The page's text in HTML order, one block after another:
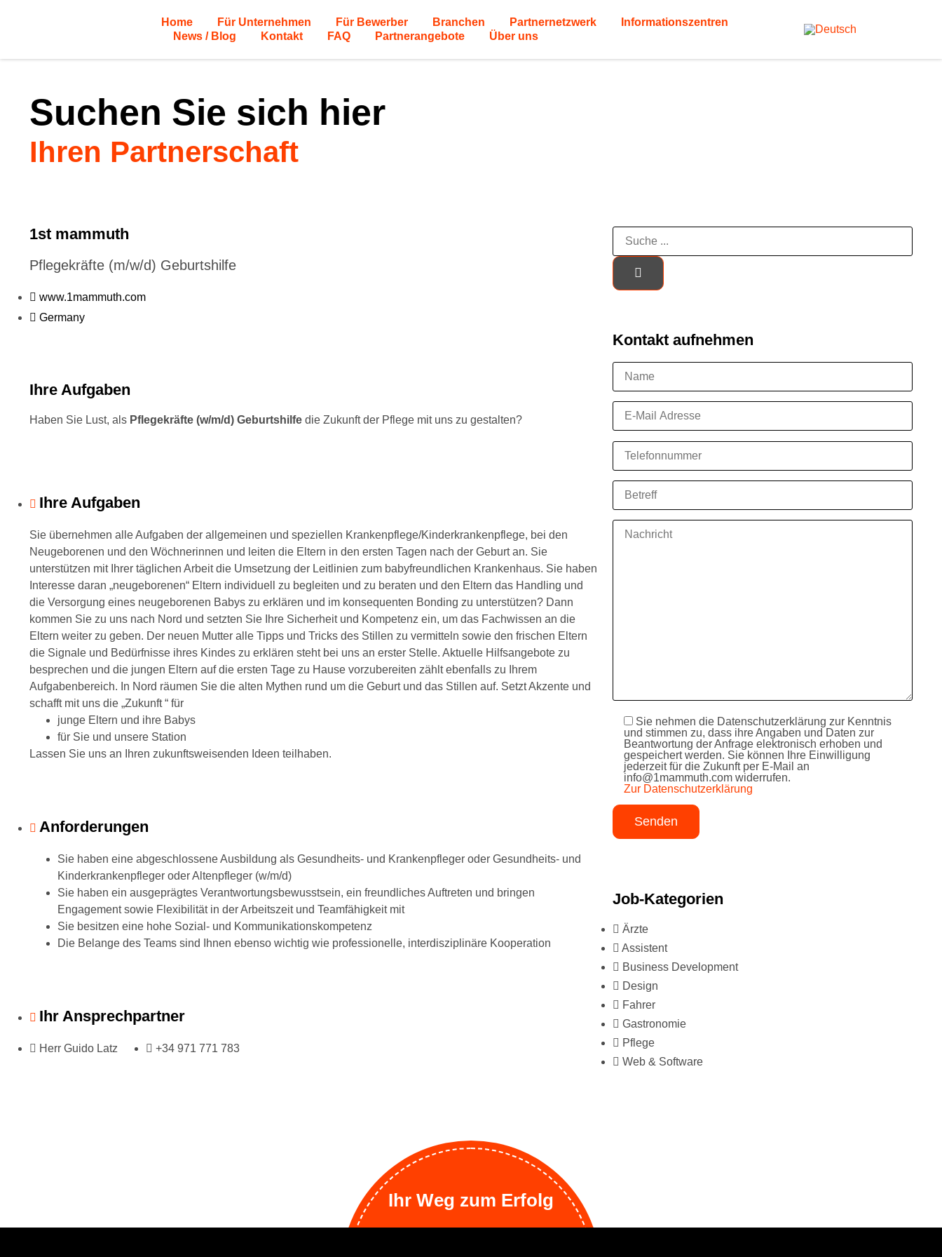
Home Für Unternehmen Für Bewerber Branchen Partnernetzwerk
Informationszentren
News / Blog
Kontakt FAQ Partnerangebote Über uns
Suchen Sie sich hier
Ihren Partnerschaft
1st mammuth
Pflegekräfte (m/w/d) Geburtshilfe
www.1mammuth.com
Germany
Ihre Aufgaben
Haben Sie Lust, als Pflegekräfte (w/m/d) Geburtshilfe die Zukunft der Pflege mit uns zu gestalten?
Ihre Aufgaben
Sie übernehmen alle Aufgaben der allgemeinen und speziellen Krankenpflege/Kinderkrankenpflege, bei den
Neugeborenen und den Wöchnerinnen und leiten die Eltern in den ersten Tagen nach der Geburt an. Sie
unterstützen mit Ihrer täglichen Arbeit die Umsetzung der Leitlinien zum babyfreundlichen Krankenhaus. Sie haben
Interesse daran „neugeborenen“ Eltern individuell zu begleiten und zu beraten und den Eltern das Handling und
die Versorgung eines neugeborenen Babys zu erklären und im konsequenten Bonding zu unterstützen? Dann
kommen Sie zu uns nach Nord und setzten Sie Ihre Sicherheit und Kompetenz ein, um das Fachwissen an die
Eltern weiter zu geben. Der neuen Mutter alle Tipps und Tricks des Stillen zu vermitteln sowie den frischen Eltern
die Signale und Bedürfnisse ihres Kindes zu erklären steht bei uns an erster Stelle. Aktuelle Hilfsangebote zu
besprechen und die jungen Eltern auf die ersten Tage zu Hause vorzubereiten zählt ebenfalls zu Ihrem
Aufgabenbereich. In Nord räumen Sie die alten Mythen rund um die Geburt und das Stillen auf. Setzt Akzente und
schafft mit uns die „Zukunft “ für
junge Eltern und ihre Babys
für Sie und unsere Station
Lassen Sie uns an Ihren zukunftsweisenden Ideen teilhaben.
Anforderungen
Sie haben eine abgeschlossene Ausbildung als Gesundheits- und Krankenpfleger oder Gesundheits- und
Kinderkrankenpfleger oder Altenpfleger (w/m/d)
Sie haben ein ausgeprägtes Verantwortungsbewusstsein, ein freundliches Auftreten und bringen
Engagement sowie Flexibilität in der Arbeitszeit und Teamfähigkeit mit
Sie besitzen eine hohe Sozial- und Kommunikationskompetenz
Die Belange des Teams sind Ihnen ebenso wichtig wie professionelle, interdisziplinäre Kooperation
Ihr Ansprechpartner
Herr Guido Latz +34 971 771 783
Kontakt aufnehmen
Sie nehmen die Datenschutzerklärung zur Kenntnis
und stimmen zu, dass ihre Angaben und Daten zur
Beantwortung der Anfrage elektronisch erhoben und
gespeichert werden. Sie können Ihre Einwilligung
jederzeit für die Zukunft per E-Mail an
info@1mammuth.com widerrufen.
Zur Datenschutzerklärung
Job-Kategorien
Ärzte
Assistent
Business Development
Design
Fahrer
Gastronomie
Pflege
Web & Software
Ihr Weg zum Erfolg